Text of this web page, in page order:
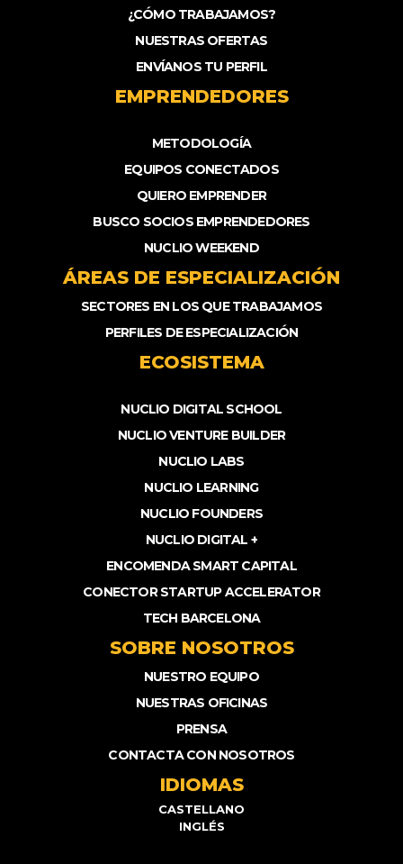
¿CÓMO TRABAJAMOS?
NUESTRAS OFERTAS
ENVÍANOS TU PERFIL
EMPRENDEDORES
METODOLOGÍA
EQUIPOS CONECTADOS
QUIERO EMPRENDER
BUSCO SOCIOS EMPRENDEDORES
NUCLIO WEEKEND
ÁREAS DE ESPECIALIZACIÓN
SECTORES EN LOS QUE TRABAJAMOS
PERFILES DE ESPECIALIZACIÓN
ECOSISTEMA
NUCLIO DIGITAL SCHOOL
NUCLIO VENTURE BUILDER
NUCLIO LABS
NUCLIO LEARNING
NUCLIO FOUNDERS
NUCLIO DIGITAL +
ENCOMENDA SMART CAPITAL
CONECTOR STARTUP ACCELERATOR
TECH BARCELONA
SOBRE NOSOTROS
NUESTRO EQUIPO
NUESTRAS OFICINAS
PRENSA
CONTACTA CON NOSOTROS
IDIOMAS
CASTELLANO
INGLÉS